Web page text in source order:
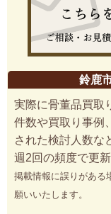
鈴鹿
実際に骨董品買取
件数や買取り事例
された検討人数な
週2回の頻度で更新
掲載情報に誤りがある
願いいたします。